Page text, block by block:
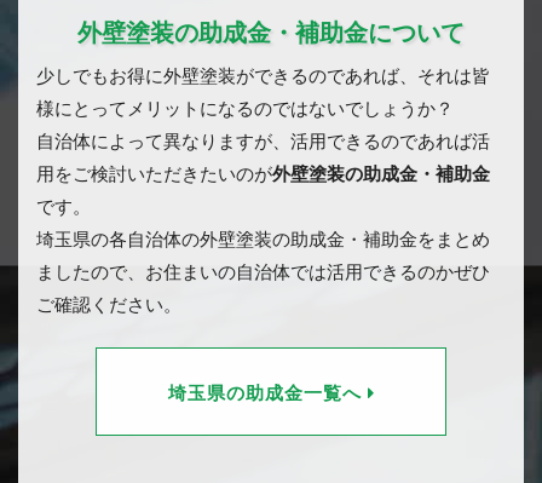
外壁塗装の助成金・補助金について
少しでもお得に外壁塗装ができるのであれば、それは皆
様にとってメリットになるのではないでしょうか？
自治体によって異なりますが、活用できるのであれば活
用をご検討いただきたいのが外壁塗装の助成金・補助金
です。
埼玉県の各自治体の外壁塗装の助成金・補助金をまとめ
ましたので、お住まいの自治体では活用できるのかぜひ
ご確認ください。
埼玉県の助成金一覧へ